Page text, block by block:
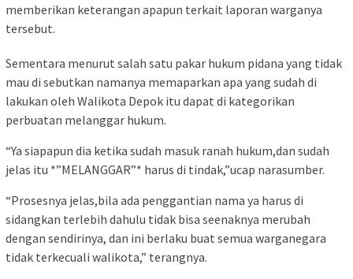
memberikan keterangan apapun terkait laporan warganya
tersebut.
Sementara menurut salah satu pakar hukum pidana yang tidak
mau di sebutkan namanya memaparkan apa yang sudah di
lakukan oleh Walikota Depok itu dapat di kategorikan
perbuatan melanggar hukum.
“Ya siapapun dia ketika sudah masuk ranah hukum,dan sudah
jelas itu *”MELANGGAR”* harus di tindak,”ucap narasumber.
“Prosesnya jelas,bila ada penggantian nama ya harus di
sidangkan terlebih dahulu tidak bisa seenaknya merubah
dengan sendirinya, dan ini berlaku buat semua warganegara
tidak terkecuali walikota,” terangnya.